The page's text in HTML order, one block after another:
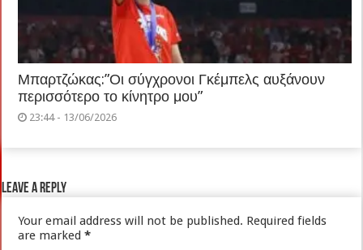
Μπαρτζώκας:”Οι σύγχρονοι Γκέμπελς αυξάνουν
περισσότερο το κίνητρο μου”
23:44 - 13/06/2026
Leave a Reply
Your email address will not be published. Required fields
are marked*